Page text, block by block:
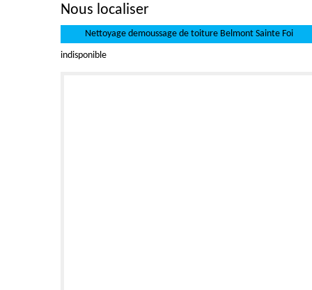
Nous localiser
Nettoyage demoussage de toiture Belmont Sainte Foi
indisponible